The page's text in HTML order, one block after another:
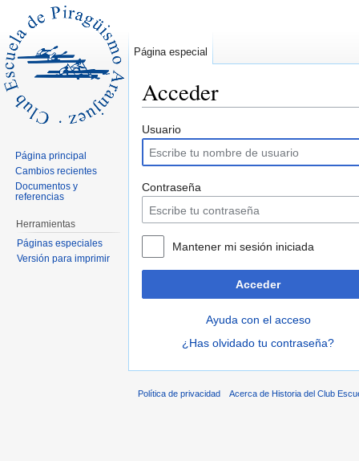
Acceder
Usuario
Contraseña
Mantener mi sesión iniciada
Acceder
Ayuda con el acceso
¿Has olvidado tu contraseña?
Página especial
Página principal
Cambios recientes
Documentos y
referencias
Herramientas
Páginas especiales
Versión para imprimir
Política de privacidad Acerca de Historia del Club